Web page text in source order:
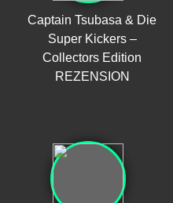
Captain Tsubasa & Die
Super Kickers –
Collectors Edition
REZENSION